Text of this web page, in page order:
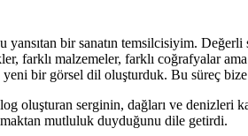
yansıtan bir sanatın temsilcisiyim.
farklı malzemeler, farklı coğrafyalar
bir görsel dil oluşturduk. Bu süreç
oluşturan serginin, dağları ve
mutluluk duyduğunu dile getirdi.